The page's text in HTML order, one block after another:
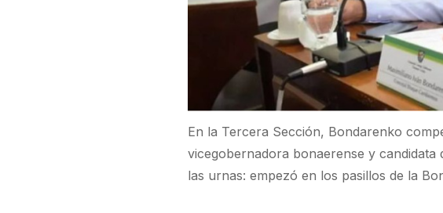
En la Tercera Sección, Bondarenko
vicegobernadora bonaerense y candidata
las urnas: empezó en los pasillos de la